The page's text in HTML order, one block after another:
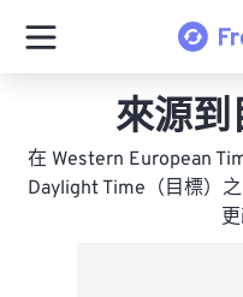
來源
在 Western European
Daylight Time（目標）